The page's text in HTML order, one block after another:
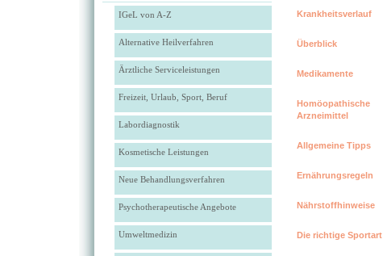
IGeL von A-Z
Alternative Heilverfahren
Ärztliche Serviceleistungen
Freizeit, Urlaub, Sport, Beruf
Labordiagnostik
Kosmetische Leistungen
Neue Behandlungsverfahren
Psychotherapeutische Angebote
Umweltmedizin
Krankheitsverlauf
Überblick
Medikamente
Homöopathische
Arzneimittel
Allgemeine Tipps
Ernährungsregeln
Nährstoffhinweise
Die richtige Sportart